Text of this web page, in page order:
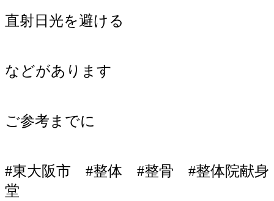
直射日光を避ける
などがあります
ご参考までに
#東大阪市 #整体 #整骨 #整体院献身
堂